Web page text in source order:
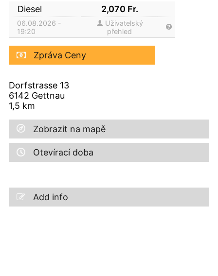
Diesel 2,070 Fr.
06.08.2026 -
19:20
Uživatelský
přehled
Zpráva Ceny
Dorfstrasse 13
6142 Gettnau
1,5 km
Zobrazit na mapě
Otevírací doba
Add info